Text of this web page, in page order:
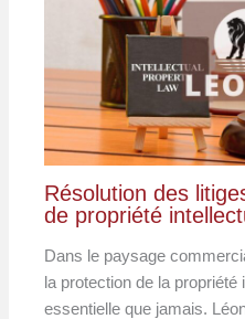
Résolution des
de propriété
Dans le paysage
la protection de la
essentielle que jamais.